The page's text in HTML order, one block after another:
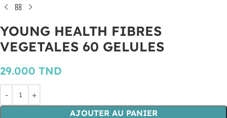
YOUNG HEALTH FIBRES
VEGETALES 60 GELULES
29.000 TND
AJOUTER AU PANIER